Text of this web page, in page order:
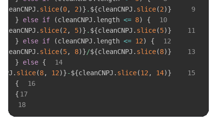
9
cleanCNPJ . slice(0, 2)} . ${cleanCNPJ . slice(2)}
10
}
else if (cleanCNPJ . length <= 8)
{
11
cleanCNPJ . slice(2 , 5)} . ${cleanCNPJ . slice(5)}
12
}
else if (cleanCNPJ . length <= 12)
{
13
cleanCNPJ . slice(5, 8)}/${cleanCNPJ . slice(8)}
14
}
else
{
15
. slice(8, 12)}-${cleanCNPJ . slice(12 , 14)}
16
}
17
}
18